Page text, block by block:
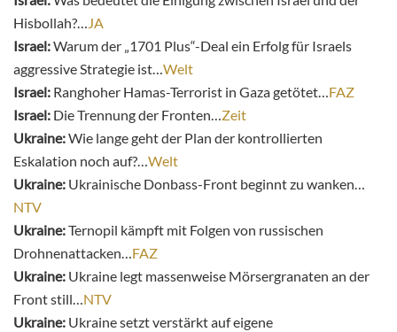
Hisbollah?…JA
Israel:Warum der „1701 Plus“-Deal ein Erfolg für Israels
aggressive Strategie ist…Welt
Israel: Ranghoher Hamas-Terrorist in Gaza getötet…FAZ
Israel: Die Trennung der Fronten…Zeit
Ukraine:Wie lange geht der Plan der kontrollierten
Eskalation noch auf?…Welt
Ukraine: Ukrainische Donbass-Front beginnt zu wanken…
NTV
Ukraine:Ternopil kämpft mit Folgen von russischen
Drohnenattacken…FAZ
Ukraine: Ukraine legt massenweise Mörsergranaten an der
Front still…NTV
Ukraine: Ukraine setzt verstärkt auf eigene